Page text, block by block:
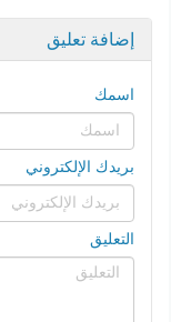
إضافة تعليق
اسمك
بريدك الإلكتروني
التعليق